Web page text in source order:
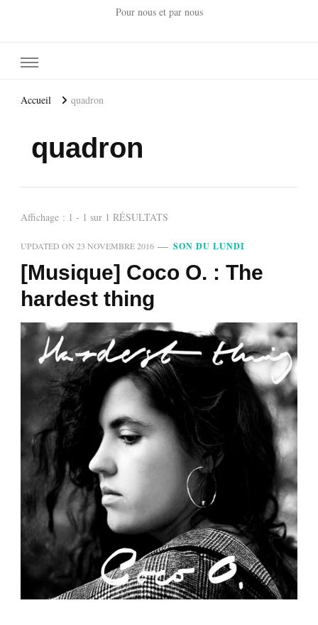
Pour nous et par nous
Accueil quadron
quadron
Affichage : 1 - 1 sur 1 RÉSULTATS
UPDATED ON 23 NOVEMBRE 2016 SON DU LUNDI
[Musique] Coco O. : The
hardest thing